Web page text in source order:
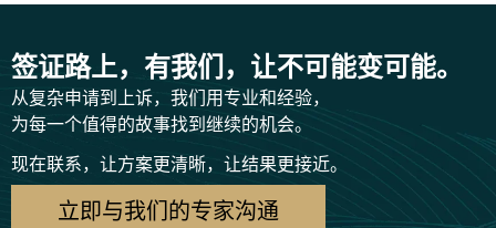
签证路上，有我们，让不可能变可能。
从复杂申请到上诉，我们用专业和经验，
为每一个值得的故事找到继续的机会。
现在联系，让方案更清晰，让结果更接近。
立即与我们的专家沟通